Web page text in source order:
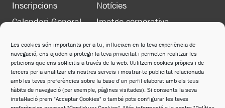
Les cookies són importants per a tu, influeixen en la teva experiència de
navegació, ens ajuden a protegir la teva privacitat i permeten realitzar les
peticions que ens sol·licitis a través de la web. Utilitzem cookies pròpies i de
tercers per a analitzar els nostres serveis i mostrar-te publicitat relacionada
amb les teves preferències sobre la base d’un perfil elaborat amb els teus
hàbits de navegació (per exemple, pàgines visitades). Si consents la seva
instal·lació prem "Acceptar Cookies" o també pots configurar les teves
Inscripcions
Calendari General
Notícies
Imatge corporativa
LEGAL
Política de privacitat
Política de cookies
Avís legal